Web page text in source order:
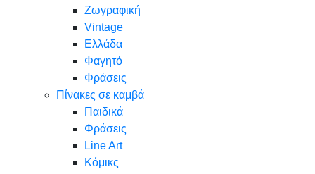
Ζωγραφική
Vintage
Ελλάδα
Φαγητό
Φράσεις
Πίνακες σε καμβά
Παιδικά
Φράσεις
Line Art
Κόμικς